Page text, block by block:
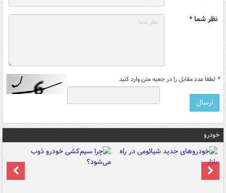
نظر شما *
* لطفا عدد مقابل را در جعبه متن وارد کنید
خودرو